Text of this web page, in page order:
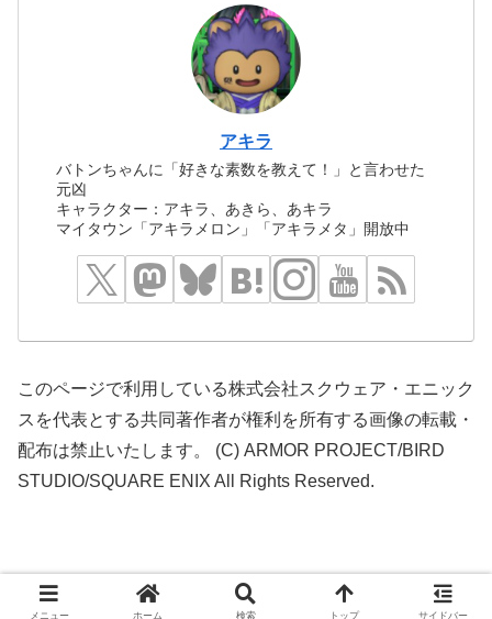
アキラ
バトンちゃんに「好きな素数を教えて！」と言わせた
元凶
キャラクター：アキラ、あきら、あキラ
マイタウン「アキラメロン」「アキラメタ」開放中
このページで利用している株式会社スクウェア・エニック
スを代表とする共同著作者が権利を所有する画像の転載・
配布は禁止いたします。 (C) ARMOR PROJECT/BIRD
STUDIO/SQUARE ENIX All Rights Reserved.
© 2016 どらくえだいすき.
メニュー ホーム 検索 トップ サイドバー